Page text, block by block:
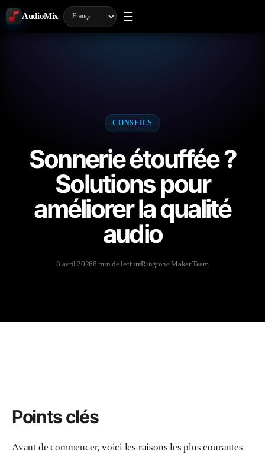
AudioMix ☰
CONSEILS
Sonnerie étouffée ?
Solutions pour
améliorer la qualité
audio
8 avril 20268 min de lectureRingtone Maker Team
Points clés
Avant de commencer, voici les raisons les plus courantes